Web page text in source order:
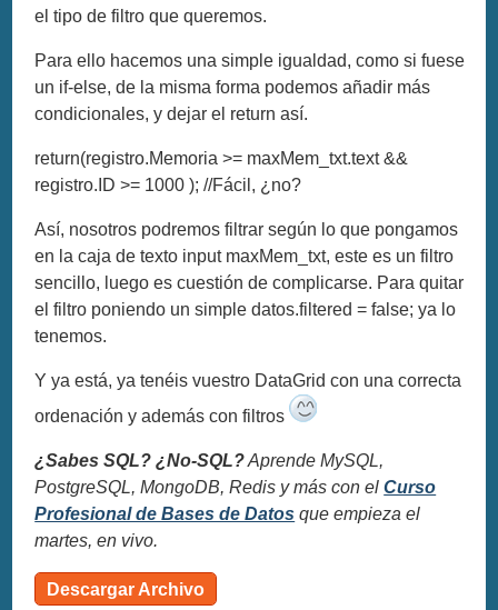
el tipo de filtro que queremos.
Para ello hacemos una simple igualdad, como si fuese
un if-else, de la misma forma podemos añadir más
condicionales, y dejar el return así.
return(registro.Memoria >= maxMem_txt.text &&
registro.ID >= 1000 ); //Fácil, ¿no?
Así, nosotros podremos filtrar según lo que pongamos
en la caja de texto input maxMem_txt, este es un filtro
sencillo, luego es cuestión de complicarse. Para quitar
el filtro poniendo un simple datos.filtered = false; ya lo
tenemos.
Y ya está, ya tenéis vuestro DataGrid con una correcta
ordenación y además con filtros
¿Sabes SQL? ¿No-SQL?Aprende MySQL,
PostgreSQL, MongoDB, Redis y más con elCurso
Profesional de Bases de Datos que empieza el
martes, en vivo.
Descargar Archivo